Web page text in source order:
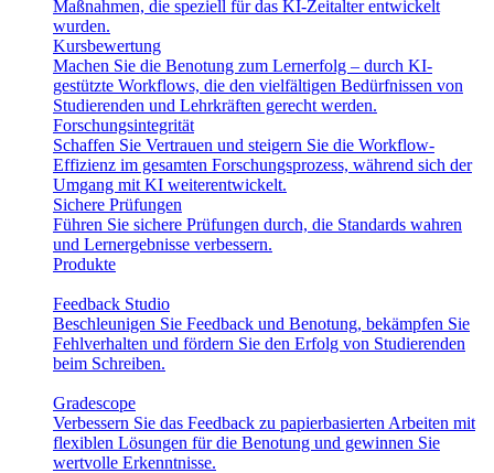
Maßnahmen, die speziell für das KI-Zeitalter entwickelt
wurden.
Kursbewertung
Machen Sie die Benotung zum Lernerfolg – durch KI-
gestützte Workflows, die den vielfältigen Bedürfnissen von
Studierenden und Lehrkräften gerecht werden.
Forschungsintegrität
Schaffen Sie Vertrauen und steigern Sie die Workflow-
Effizienz im gesamten Forschungsprozess, während sich der
Umgang mit KI weiterentwickelt.
Sichere Prüfungen
Führen Sie sichere Prüfungen durch, die Standards wahren
und Lernergebnisse verbessern.
Produkte
Feedback Studio
Beschleunigen Sie Feedback und Benotung, bekämpfen Sie
Fehlverhalten und fördern Sie den Erfolg von Studierenden
beim Schreiben.
Gradescope
Verbessern Sie das Feedback zu papierbasierten Arbeiten mit
flexiblen Lösungen für die Benotung und gewinnen Sie
wertvolle Erkenntnisse.